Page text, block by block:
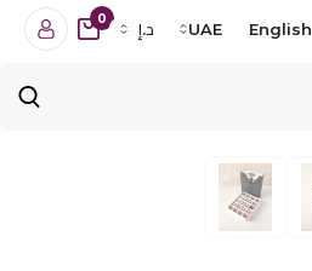
English
UAE د.إ
0